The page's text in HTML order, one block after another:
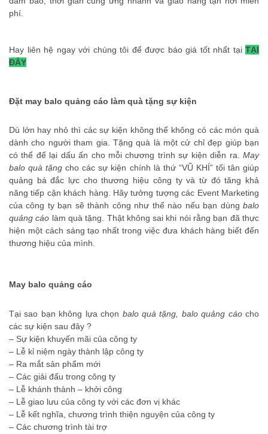
phí.
Hay liên hệ ngay với chúng tôi để được báo giá tốt nhất tại TẠI
ĐÂY
Đặt may balo quảng cáo làm quà tặng sự kiện
Dù lớn hay nhỏ thì các sự kiện không thể không có các món quà
dành cho người tham gia. Tặng quà là một cử chỉ đẹp giúp bạn
có thể để lại dấu ấn cho mỗi chương trình sự kiện diễn ra. May
balo quà tặng cho các sự kiện chính là thứ “VŨ KHÍ” tối tân giúp
quảng bá đắc lực cho thương hiệu công ty và từ đó tăng khả
năng tiếp cận khách hàng. Hãy tưởng tượng các Event Marketing
của công ty bạn sẽ thành công như thế nào nếu bạn dùng balo
quảng cáo làm quà tặng. Thật không sai khi nói rằng bạn đã thực
hiện một cách sáng tạo nhất trong việc đưa khách hàng biết đến
thương hiệu của mình.
May balo quảng cáo
Tại sao bạn không lựa chọn balo quà tặng balo quảng cáocho
các sự kiện sau đây ?
– Sự kiện khuyến mãi của công ty
– Lễ kỉ niệm ngày thành lập công ty
– Ra mắt sản phẩm mới
– Các giải đấu trong công ty
– Lễ khánh thành – khởi công
– Lễ giao lưu của công ty với các đơn vị khác
– Lễ kết nghĩa, chương trình thiện nguyện của công ty
– Các chương trình tài trợ